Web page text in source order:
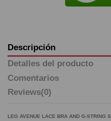
Descripción
Detalles del producto
Comentarios
Reviews(0)
LEG AVENUE LACE BRA AND G-STRING